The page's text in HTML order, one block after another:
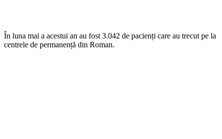
În luna mai a acestui an au fost 3.042 de pacienți care au trecut pe la
centrele de permanență din Roman.